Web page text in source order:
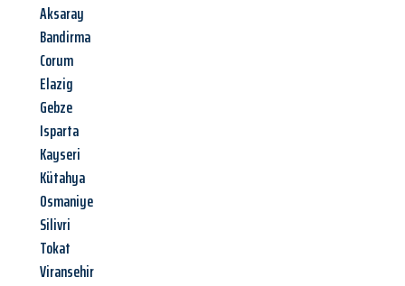
Aksaray
Bandirma
Corum
Elazig
Gebze
Isparta
Kayseri
Kütahya
Osmaniye
Silivri
Tokat
Viransehir